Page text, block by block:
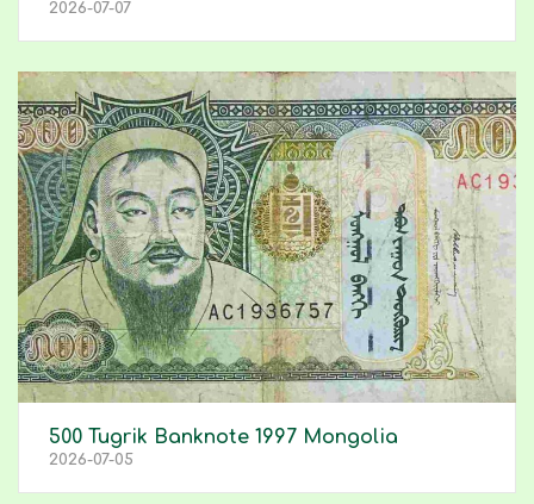
2026-07-07
500 Tugrik Banknote 1997 Mongolia
2026-07-05